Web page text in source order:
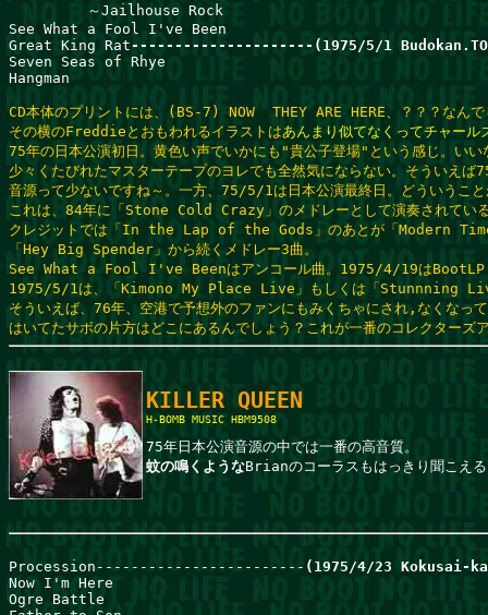
         ～Jailhouse Rock
See What a Fool I've Been
Great King Rat---------------------(1975/5/1
Seven Seas of Rhye                         				from"Stunning Live in Tokyo"
CD本体のプリントには、(BS-7) NOW  THEY ARE HERE、？？？なんで
その横のFreddieとおもわれるイラストはあんまり似てなくってチャール
75年の日本公演初日。黄色い声でいかにも"貴公子登場"という感じ
少々くたびれたマスターテープのヨレでも全然気にならない。そういえば
音源って少ないですね～。一方、75/5/1は日本公演最終日。どういう
これは、84年に「Stone Cold Crazy」のメドレーとして演奏されてい
クレジットでは「In the Lap of the Gods」のあとが「Modern
「Hey Big Spender」から続くメドレー3曲。
See What a Fool I've Beenはアンコール曲。1975/4/19は
1975/5/1は、「Kimono My Place Live」もしくは「Stunnning
そういえば、76年、空港で予想外のファンにもみくちゃにされ,なくなっ
はいてたサボの片方はどこにあるんでしょう？これが一番のコレクターズ
H-BOMB MUSIC HBM9508
蚊の鳴くようなBrianのコーラスもはっきり聞こえ
Procession------------------------ (1975/4/23 Kokusai-
Now I'm Here
Ogre Battle